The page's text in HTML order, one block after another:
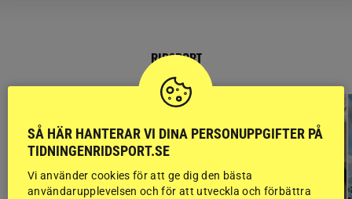
RIDSPORT
BLOGGAR
SÅ HÄR HANTERAR VI DINA PERSONUPPGIFTER PÅ
TIDNINGENRIDSPORT.SE
Vi använder cookies för att ge dig den bästa
användarupplevelsen och för att utveckla och förbättra